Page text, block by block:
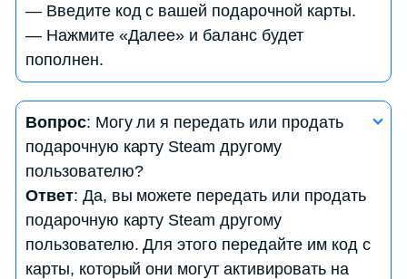
— Введите код с вашей подарочной карты.
— Нажмите «Далее» и баланс будет
пополнен.
Вопрос: Какие игры и контент можно приобрести
с использованием подарочной карты Steam?
Ответ: С помощью подарочной карты Steam вы
можете приобрести игры, дополнения,
программное обеспечение, музыку и другой
контент в магазине Steam. Выбор зависит от
доступных продуктов в магазине.
Вопрос: Могу ли я передать или продать
подарочную карту Steam другому
пользователю?
Ответ: Да, вы можете передать или продать
подарочную карту Steam другому
пользователю. Для этого передайте им код с
карты, который они могут активировать на